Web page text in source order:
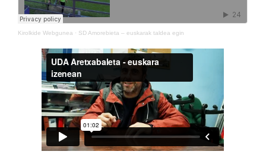
Kirolkide Webgunea · SD Amorebieta – euskarak taldea egin